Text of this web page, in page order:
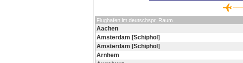
Flughafen im deutschspr. Raum
Aachen
Amsterdam [Schiphol]
Amsterdam [Schiphol]
Arnhem